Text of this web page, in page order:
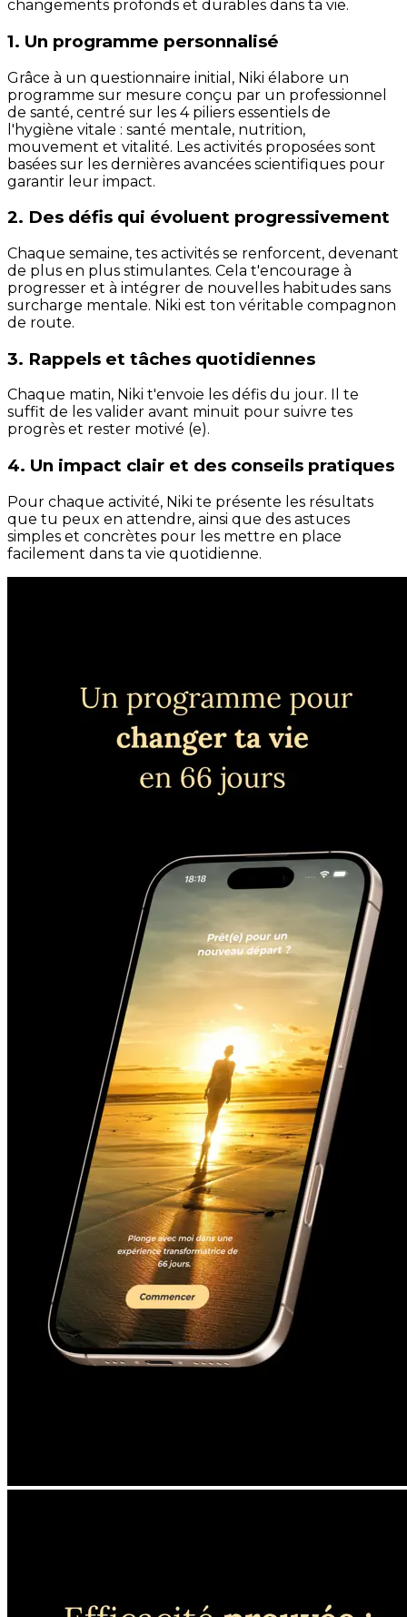
changements profonds et durables dans ta vie.
1. Un programme personnalisé
Grâce à un questionnaire initial, Niki élabore un
programme sur mesure conçu par un professionnel
de santé, centré sur les 4 piliers essentiels de
l'hygiène vitale : santé mentale, nutrition,
mouvement et vitalité. Les activités proposées sont
basées sur les dernières avancées scientifiques pour
garantir leur impact.
2. Des défis qui évoluent progressivement
Chaque semaine, tes activités se renforcent, devenant
de plus en plus stimulantes. Cela t'encourage à
progresser et à intégrer de nouvelles habitudes sans
surcharge mentale. Niki est ton véritable compagnon
de route.
3. Rappels et tâches quotidiennes
Chaque matin, Niki t'envoie les défis du jour. Il te
suffit de les valider avant minuit pour suivre tes
progrès et rester motivé (e).
4. Un impact clair et des conseils pratiques
Pour chaque activité, Niki te présente les résultats
que tu peux en attendre, ainsi que des astuces
simples et concrètes pour les mettre en place
facilement dans ta vie quotidienne.